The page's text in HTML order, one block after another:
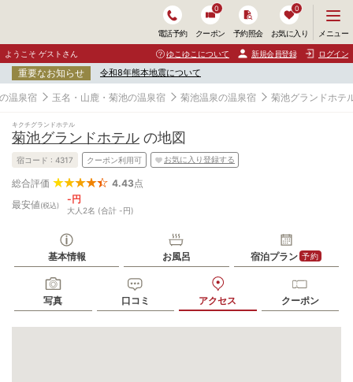
電話予約 クーポン
0
予約照会 お気に入り
0
ニ
ュ
ー
開
く
メニュー
ようこそ ゲストさん ゆこゆこについて 新規会員登録 ログイン
重要なお知らせ 令和8年熊本地震について
温泉宿 玉名・山鹿・菊池の温泉宿 菊池温泉の温泉宿 菊池グランドホテ
キクチグランドホテル
菊池グランドホテル の地図
宿コード : 4317 クーポン利用可 お気に入り登録する
総合評価 4.43点
最安値(税込)
-円
大人2名 (合計 -円)
基本情報 お風呂 宿泊プラン 予約
写真 口コミ アクセス クーポン